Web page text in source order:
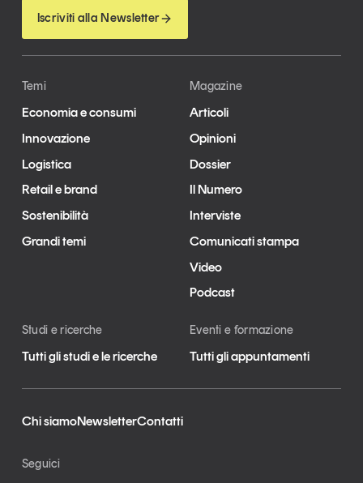
Iscriviti alla Newsletter
Temi
Economia e consumi
Innovazione
Logistica
Retail e brand
Sostenibilità
Grandi temi
Magazine
Articoli
Opinioni
Dossier
Il Numero
Interviste
Comunicati stampa
Video
Podcast
Studi e ricerche
Tutti gli studi e le ricerche
Eventi e formazione
Tutti gli appuntamenti
Chi siamoNewsletterContatti
Seguici